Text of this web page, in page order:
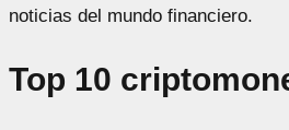
noticias del mundo financiero.
Top 10